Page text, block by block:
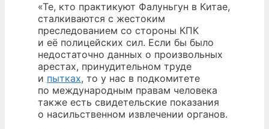
«Те, кто практикуют Фалуньгун в Китае,
сталкиваются с жестоким
преследованием со стороны КПК
и её полицейских сил. Если бы было
недостаточно данных о произвольных
арестах, принудительном труде
и пытках, то у нас в подкомитете
по международным правам человека
также есть свидетельские показания
о насильственном извлечении органов.